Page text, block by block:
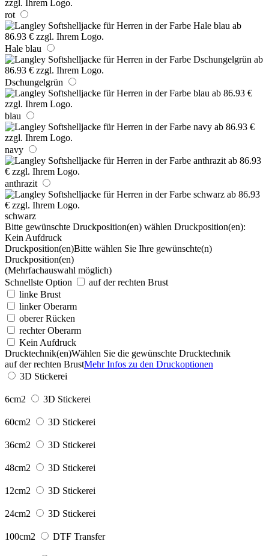
rot
Hale blau
Dschungelgrün
blau
navy
anthrazit
schwarz
Bitte gewünschte Druckposition(en) wählen Druckposition(en):
Kein Aufdruck
Druckposition(en)Bitte wählen Sie Ihre gewünschte(n)
Druckposition(en)
(Mehrfachauswahl möglich)
Schnellste Option
auf der rechten Brust
linke Brust
linker Oberarm
oberer Rücken
rechter Oberarm
Kein Aufdruck
Drucktechnik(en)Wählen Sie die gewünschte Drucktechnik
auf der rechten BrustMehr Infos zu den Druckoptionen
3D Stickerei
6cm2 3D Stickerei
60cm2 3D Stickerei
36cm2 3D Stickerei
48cm2 3D Stickerei
12cm2 3D Stickerei
24cm2 3D Stickerei
100cm2 DTF Transfer